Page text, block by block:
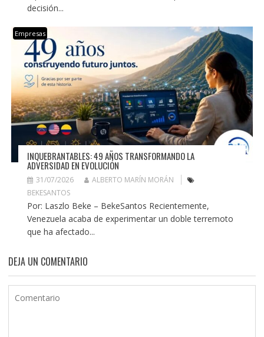
decisión...
Empresas
INQUEBRANTABLES: 49 AÑOS TRANSFORMANDO LA
ADVERSIDAD EN EVOLUCIÓN
31/07/2026
ALBERTO MARÍN MORÁN
BEKESANTOS
Por: Laszlo Beke – BekeSantos Recientemente,
Venezuela acaba de experimentar un doble terremoto
que ha afectado...
DEJA UN COMENTARIO